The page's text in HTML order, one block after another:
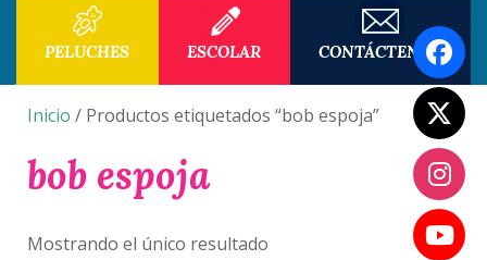
PELUCHES ESCOLAR CONTÁCTENOS
Inicio / Productos etiquetados “bob espoja”
bob espoja
Mostrando el único resultado